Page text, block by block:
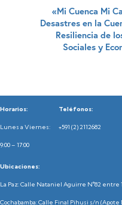
«Mi Cuenca Mi
Desastres en la
Resiliencia de
Sociales y
Horarios:
Lunes a Viernes:
9:00 – 17:00
Teléfonos:
+591 (2) 2112682
Ubicaciones:
La Paz: Calle Nataniel Aguirre N°82 entre
Cochabamba: Calle Final Pihusi s/n